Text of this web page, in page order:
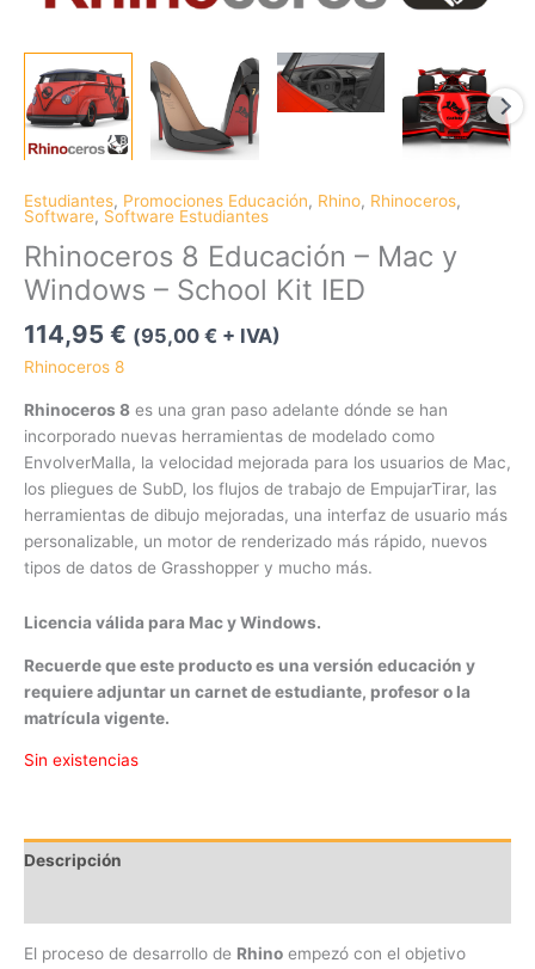
Estudiantes, Promociones Educación, Rhino, Rhinoceros,
Software, Software Estudiantes
Rhinoceros 8 Educación – Mac y
Windows – School Kit IED
114,95 € (95,00 € + IVA)
Rhinoceros 8
Rhinoceros 8 es una gran paso adelante dónde se han
incorporado nuevas herramientas de modelado como
EnvolverMalla, la velocidad mejorada para los usuarios de Mac,
los pliegues de SubD, los flujos de trabajo de EmpujarTirar, las
herramientas de dibujo mejoradas, una interfaz de usuario más
personalizable, un motor de renderizado más rápido, nuevos
tipos de datos de Grasshopper y mucho más.
Licencia válida para Mac y Windows.
Recuerde que este producto es una versión educación y
requiere adjuntar un carnet de estudiante, profesor o la
matrícula vigente.
Sin existencias
Descripción
El proceso de desarrollo de Rhino empezó con el objetivo